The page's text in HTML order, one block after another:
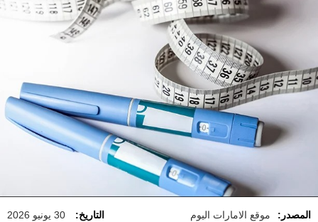
المصدر: موقع الامارات اليوم التاريخ: 30 يونيو 2026